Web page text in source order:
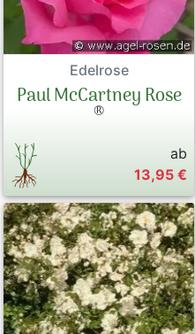
Edelrose
Paul McCartney Rose
®
ab
13,95 €